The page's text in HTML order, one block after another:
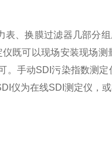
、换膜过滤器几部分
既可以现场安装现场
。手动SDI污染指数测
仪为在线SDI测定仪，或